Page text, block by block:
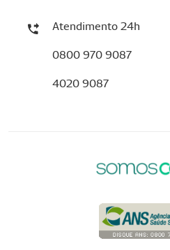
Atendimento 24h
0800 970 9087
4020 9087